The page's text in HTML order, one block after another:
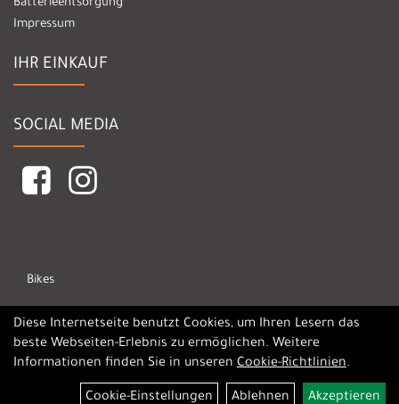
Batterieentsorgung
Impressum
IHR EINKAUF
SOCIAL MEDIA
Bikes
Marken
Diese Internetseite benutzt Cookies, um Ihren Lesern das
beste Webseiten-Erlebnis zu ermöglichen. Weitere
Informationen finden Sie in unseren Cookie-Richtlinien.
Cookie-Einstellungen Ablehnen Akzeptieren